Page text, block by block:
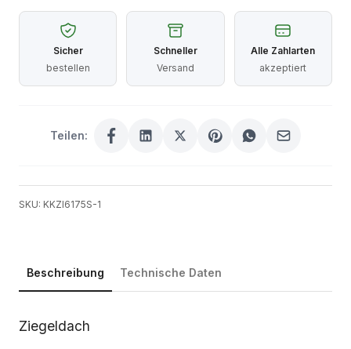
Sicher
bestellen
Schneller
Versand
Alle Zahlarten
akzeptiert
Teilen:
SKU: KKZI6175S-1
Beschreibung Technische Daten
Beschreibung
Ziegeldach